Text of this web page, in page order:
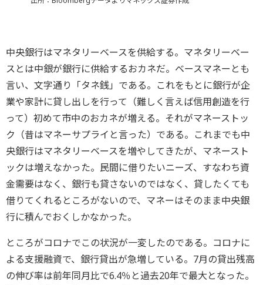
中央銀行はマネタリーベースを供給する。マネタリーベー
スとは中銀が銀行に供給するおカネだ。ベースマネーとも
言い、文字通り「タネ銭」である。これをもとに銀行が企
業や家計に貸し出しを行って（難しく言えば信用創造を行
って）初めて市中のおカネが増える。それがマネーストッ
ク（昔はマネーサプライと言った）である。これまでも中
央銀行はマネタリーベースを増やしてきたが、マネースト
ックは増えなかった。民間に借りたいニーズ、すなわち資
金需要はなく、銀行も貸さないのではなく、貸したくても
借りてくれるところがないので、マネーはそのまま中央銀
行に積んでおくしかなかった。
ところがコロナでこの状況が一変したのである。コロナに
よる支援融資で、銀行貸出が急増している。7月の貸出残高
の伸び率は前年同月比で6.4％と過去20年で最大となった。